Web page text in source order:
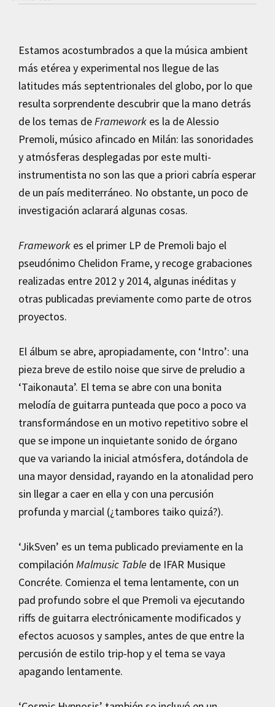
Estamos acostumbrados a que la música ambient
más etérea y experimental nos llegue de las
latitudes más septentrionales del globo, por lo que
resulta sorprendente descubrir que la mano detrás
de los temas deFramework es la de Alessio
Premoli, músico afincado en Milán: las sonoridades
y atmósferas desplegadas por este multi-
instrumentista no son las que a priori cabría esperar
de un país mediterráneo. No obstante, un poco de
investigación aclarará algunas cosas.
Framework es el primer LP de Premoli bajo el
pseudónimo Chelidon Frame, y recoge grabaciones
realizadas entre 2012 y 2014, algunas inéditas y
otras publicadas previamente como parte de otros
proyectos.
El álbum se abre, apropiadamente, con ‘Intro’: una
pieza breve de estilo noise que sirve de preludio a
‘Taikonauta’. El tema se abre con una bonita
melodía de guitarra punteada que poco a poco va
transformándose en un motivo repetitivo sobre el
que se impone un inquietante sonido de órgano
que va variando la inicial atmósfera, dotándola de
una mayor densidad, rayando en la atonalidad pero
sin llegar a caer en ella y con una percusión
profunda y marcial (¿tambores taiko quizá?).
‘JikSven’ es un tema publicado previamente en la
compilación Malmusic Table de IFAR Musique
Concréte. Comienza el tema lentamente, con un
pad profundo sobre el que Premoli va ejecutando
riffs de guitarra electrónicamente modificados y
efectos acuosos y samples, antes de que entre la
percusión de estilo trip-hop y el tema se vaya
apagando lentamente.